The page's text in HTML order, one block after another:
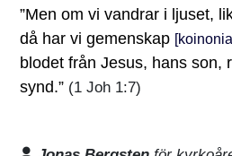
”Men om vi vandrar i ljuset,
då har vi gemenskap
blodet från Jesus, hans son,
synd.” (1 Joh 1:7)